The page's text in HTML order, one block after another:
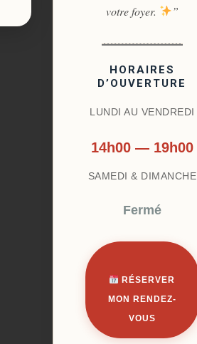
votre foyer.
”
HORAIRES
D’OUVERTURE
LUNDI AU VENDREDI
14h00 — 19h00
SAMEDI & DIMANCHE
Fermé
RÉSERVER
MON RENDEZ-
VOUS